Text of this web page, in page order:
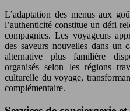
L’adaptation des menus aux
l’authenticité constitue un défi
compagnies. Les voyageurs
des saveurs nouvelles dans un
alternative plus familière
organisés selon les régions
culturelle du voyage,
complémentaire.